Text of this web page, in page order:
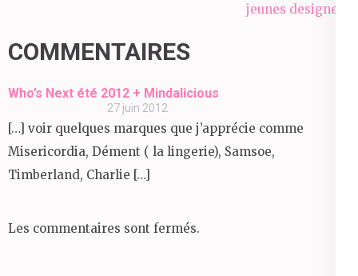
jeunes designers
COMMENTAIRES
Who’s Next été 2012 + Mindalicious
27 juin 2012
[…] voir quelques marques que j’apprécie comme
Misericordia, Dément ( la lingerie), Samsoe,
Timberland, Charlie […]
Les commentaires sont fermés.